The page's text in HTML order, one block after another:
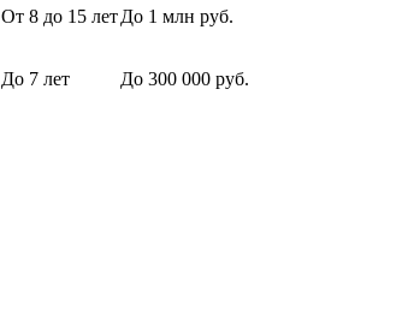
От 8 до 15 летДо 1 млн руб.
До 7 лет До 300 000 руб.